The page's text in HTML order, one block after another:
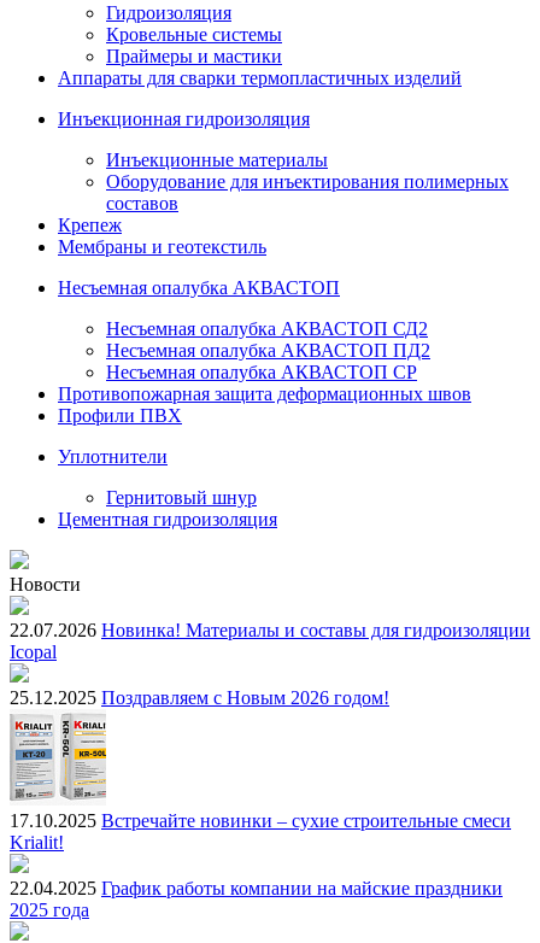
Гидроизоляция
Кровельные системы
Праймеры и мастики
Аппараты для сварки термопластичных изделий
Инъекционная гидроизоляция
Инъекционные материалы
Оборудование для инъектирования полимерных
составов
Крепеж
Мембраны и геотекстиль
Несъемная опалубка АКВАСТОП
Несъемная опалубка АКВАСТОП СД2
Несъемная опалубка АКВАСТОП ПД2
Несъемная опалубка АКВАСТОП СР
Противопожарная защита деформационных швов
Профили ПВХ
Уплотнители
Гернитовый шнур
Цементная гидроизоляция
Новости
22.07.2026 Новинка! Материалы и составы для гидроизоляции
Icopal
25.12.2025 Поздравляем с Новым 2026 годом!
17.10.2025 Встречайте новинки – сухие строительные смеси
Krialit!
22.04.2025 График работы компании на майские праздники
2025 года